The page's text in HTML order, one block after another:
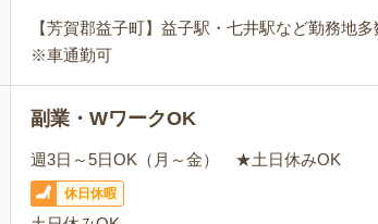
【芳賀郡益子町】益子駅・七井駅など勤務地多
※車通勤可
副業・WワークOK
週3日～5日OK（月～金） ★土日休みOK
休日休暇